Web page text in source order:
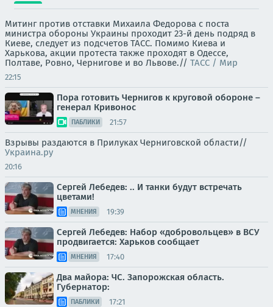
Митинг против отставки Михаила Федорова с поста
министра обороны Украины проходит 23-й день подряд в
Киеве, следует из подсчетов ТАСС. Помимо Киева и
Харькова, акции протеста также проходят в Одессе,
Полтаве, Ровно, Чернигове и во Львове.// ТАСС / Мир
22:15
Пора готовить Чернигов к круговой обороне –
генерал Кривонос
ПАБЛИКИ 21:57
Взрывы раздаются в Прилуках Черниговской области//
Украина.ру
20:16
Сергей Лебедев: .. И танки будут встречать
цветами!
МНЕНИЯ 19:39
Сергей Лебедев: Набор «добровольцев» в ВСУ
продвигается: Харьков сообщает
МНЕНИЯ 17:40
Два майора: ЧС. Запорожская область.
Губернатор:
ПАБЛИКИ 17:21